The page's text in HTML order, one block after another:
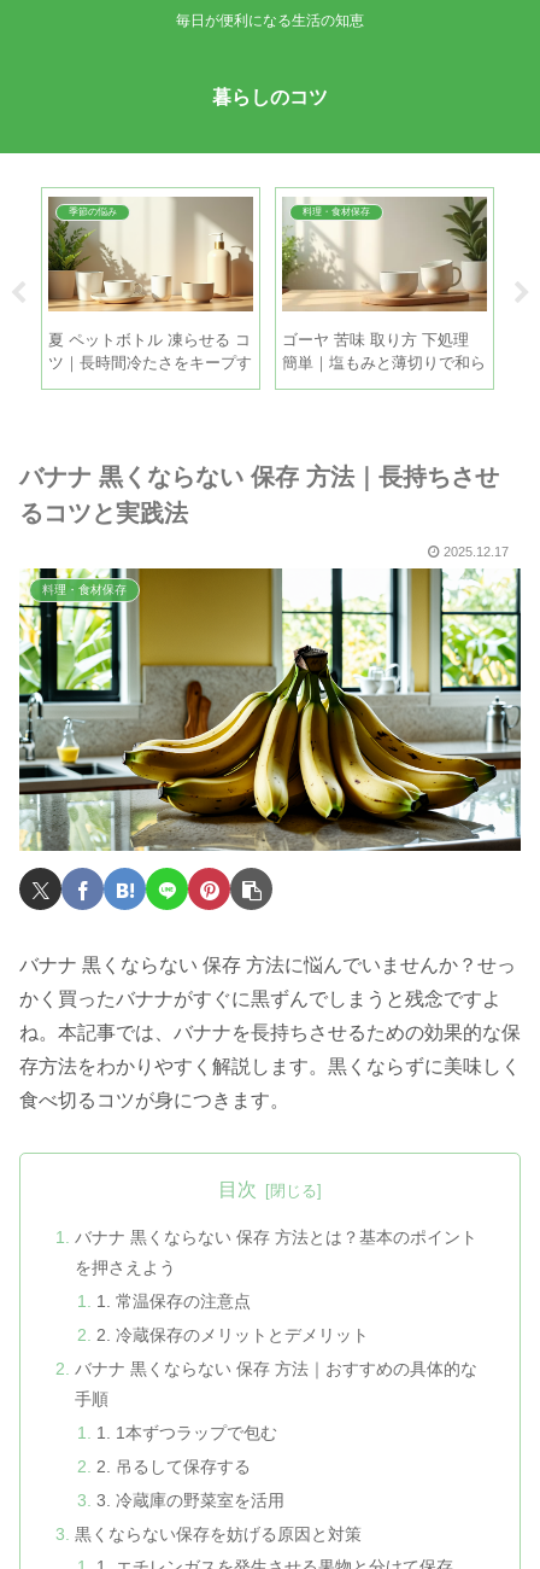
毎日が便利になる生活の知恵
暮らしのコツ
季節の悩み
夏 ペットボトル 凍らせる コ
ツ｜長時間冷たさをキープす
る5つの方法
料理・食材保存
ゴーヤ 苦味 取り方 下処理
簡単｜塩もみと薄切りで和ら
げる手順
バナナ 黒くならない 保存 方法｜長持ちさせ
るコツと実践法
2025.12.17
料理・食材保存
バナナ 黒くならない 保存 方法に悩んでいませんか？せっ
かく買ったバナナがすぐに黒ずんでしまうと残念ですよ
ね。本記事では、バナナを長持ちさせるための効果的な保
存方法をわかりやすく解説します。黒くならずに美味しく
食べ切るコツが身につきます。
目次
バナナ 黒くならない 保存 方法とは？基本のポイント
を押さえよう
1. 常温保存の注意点
2. 冷蔵保存のメリットとデメリット
バナナ 黒くならない 保存 方法｜おすすめの具体的な
手順
1. 1本ずつラップで包む
2. 吊るして保存する
3. 冷蔵庫の野菜室を活用
黒くならない保存を妨げる原因と対策